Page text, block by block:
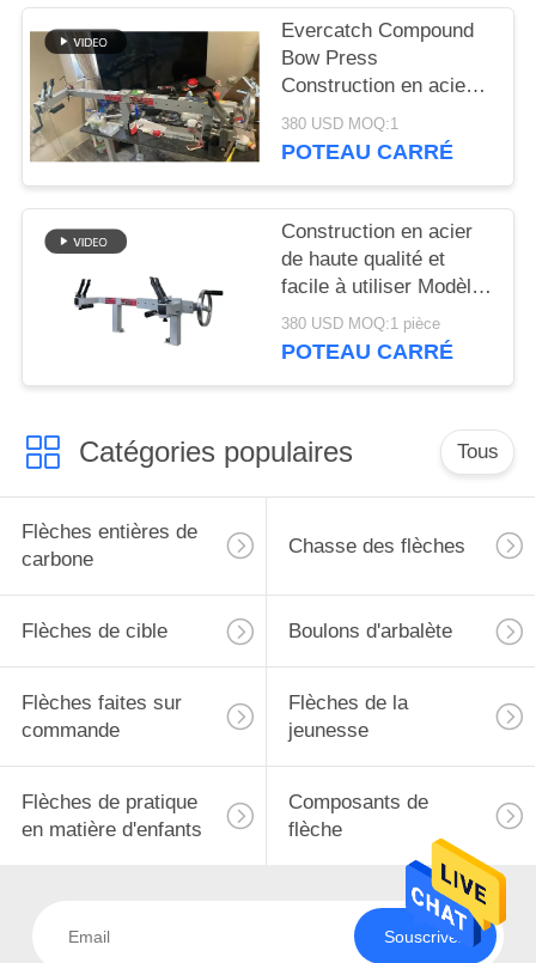
POLITIQUE
DE
CONFIDENTIALITÉ
Evercatch Compound
Bow Press
Construction en acier
F50 h 12-46 " Bow
Press avec barre de
380 USD MOQ:1
POTEAU CARRÉ
Construction en acier
de haute qualité et
facile à utiliser Modèle
F50H Durabilité de 11"
à 49"
380 USD MOQ:1 pièce
POTEAU CARRÉ
Catégories populaires Tous
Flèches entières de
carbone
Chasse des flèches
Flèches de cible Boulons d'arbalète
Flèches faites sur
commande
Flèches de la
jeunesse
Flèches de pratique
en matière d'enfants
Composants de
flèche
Souscrivez